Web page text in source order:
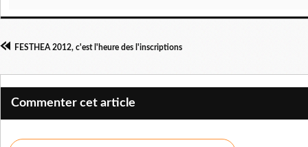
FESTHEA 2012, c'est l'heure des l'inscriptions
Commenter cet article